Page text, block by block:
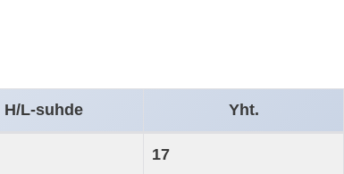
H/L-suhde Yht.
17